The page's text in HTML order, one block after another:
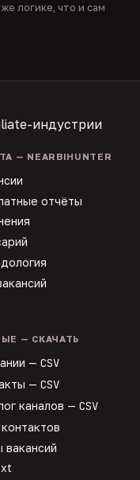
логике, что и сам
индустрии
— NEARBIHUNTER
отчёты
— СКАЧАТЬ
— CSV
— CSV
каналов — CSV